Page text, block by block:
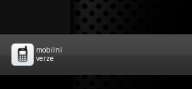
mobilní
verze